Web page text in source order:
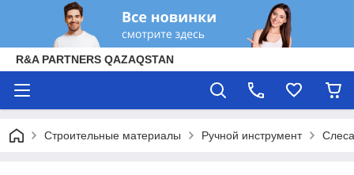
R&A PARTNERS QAZAQSTAN
Строительные материалы Ручной инструмент